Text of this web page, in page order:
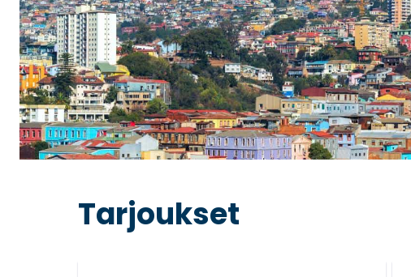
Tarjoukset